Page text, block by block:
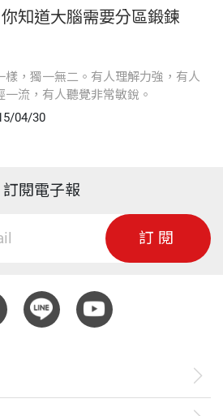
知道大腦需要分區鍛鍊
樣，獨一無二。有人理解力強，有人
流，有人聽覺非常敏銳。
04/30
訂閱電子報
訂閱